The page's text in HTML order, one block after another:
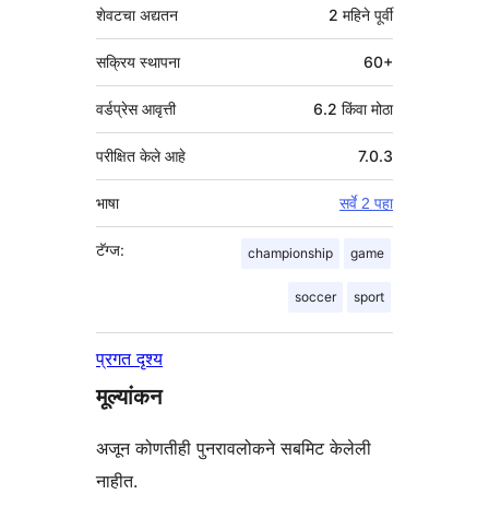
शेवटचा अद्यतन 2 महिने पूर्वी
सक्रिय स्थापना 60+
वर्डप्रेस आवृत्ती 6.2 किंवा मोठा
परीक्षित केले आहे 7.0.3
भाषा सर्वे 2 पहा
टॅग्ज: championship game
soccer sport
प्रगत दृश्य
मूल्यांकन
अजून कोणतीही पुनरावलोकने सबमिट केलेली
नाहीत.